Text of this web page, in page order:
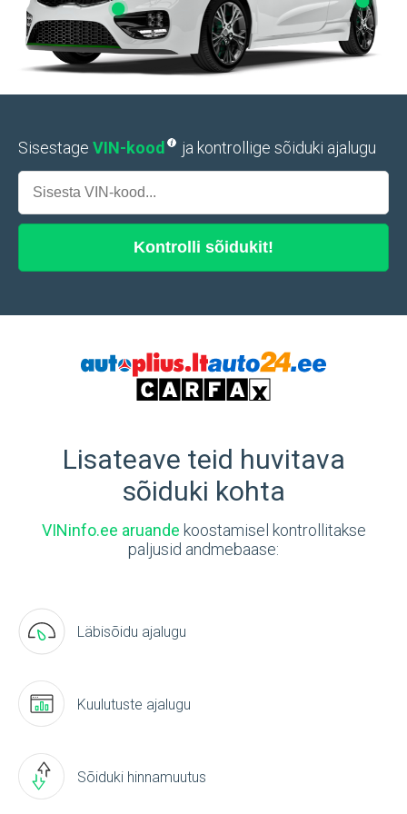
Sisestage VIN-kood ja kontrollige sõiduki ajalugu
Kontrolli sõidukit!
Lisateave teid huvitava
sõiduki kohta
VINinfo.ee aruande koostamisel kontrollitakse
paljusid andmebaase:
Läbisõidu ajalugu
Kuulutuste ajalugu
Sõiduki hinnamuutus